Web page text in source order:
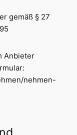
gemäß § 27
Anbieter
nehmen-